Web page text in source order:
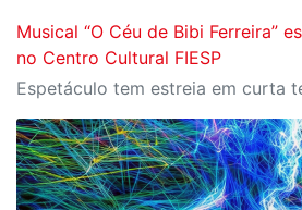
Musical “O Céu de Bibi Ferreira”
no Centro Cultural FIESP